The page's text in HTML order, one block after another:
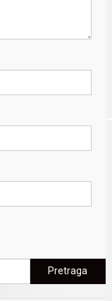
Pretraga: